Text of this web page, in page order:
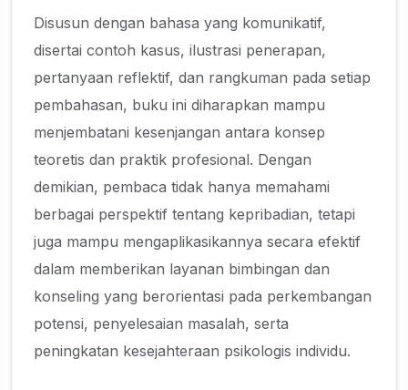
Disusun dengan bahasa yang komunikatif,
disertai contoh kasus, ilustrasi penerapan,
pertanyaan reflektif, dan rangkuman pada setiap
pembahasan, buku ini diharapkan mampu
menjembatani kesenjangan antara konsep
teoretis dan praktik profesional. Dengan
demikian, pembaca tidak hanya memahami
berbagai perspektif tentang kepribadian, tetapi
juga mampu mengaplikasikannya secara efektif
dalam memberikan layanan bimbingan dan
konseling yang berorientasi pada perkembangan
potensi, penyelesaian masalah, serta
peningkatan kesejahteraan psikologis individu.